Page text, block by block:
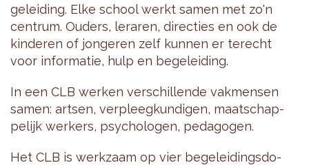
ge­lei­ding. Elke school werkt samen met zo'n
cen­trum. Ou­ders, le­ra­ren, di­rec­ties en ook de
kin­de­ren of jon­ge­ren zelf kun­nen er te­recht
voor in­for­ma­tie, hulp en be­ge­lei­ding.
In een CLB wer­ken ver­schil­len­de vak­men­sen
samen: art­sen, ver­pleeg­kun­di­gen, maat­schap­
pe­lijk wer­kers, psy­cho­lo­gen, pe­da­go­gen.
Het CLB is werk­zaam op vier be­ge­lei­dings­do­